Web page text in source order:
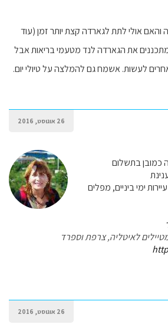
והאם אולי לתת לגארדה קצת יותר זמן (עוד
מתכננים את הגארדה לנד מטעמי בריאות אבל
לעשות. אשמח גם להמלצה על טיולי יום.
26 אוגוסט, 2016
כמובן בתשלום
ימי ביניים, מפלים
לאיטליה, צרפת וספרד
26 אוגוסט, 2016